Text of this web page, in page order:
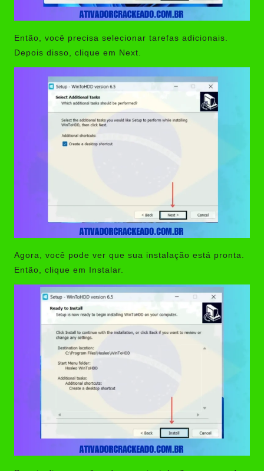
Então, você precisa selecionar tarefas adicionais.
Depois disso, clique em Next.
Agora, você pode ver que sua instalação está pronta.
Então, clique em Instalar.